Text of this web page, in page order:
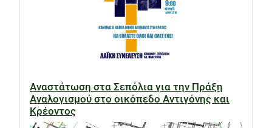
Αναστάτωση στα Σεπόλια για την Πράξη
Αναλογισμού στο οικόπεδο Αντιγόνης και
Κρέοντος